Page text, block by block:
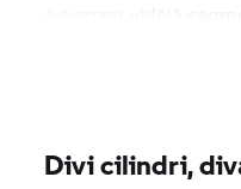
nevēlas zaudēt
Divi cilindri,